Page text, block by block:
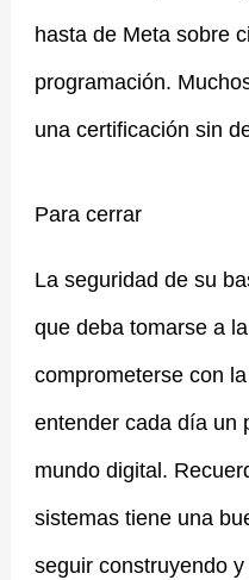
hasta de Meta sobre
programación.
una certificación sin
Para cerrar
La seguridad de su
que deba tomarse a
comprometerse con
entender cada día un
mundo digital.
sistemas tiene una
seguir construyendo